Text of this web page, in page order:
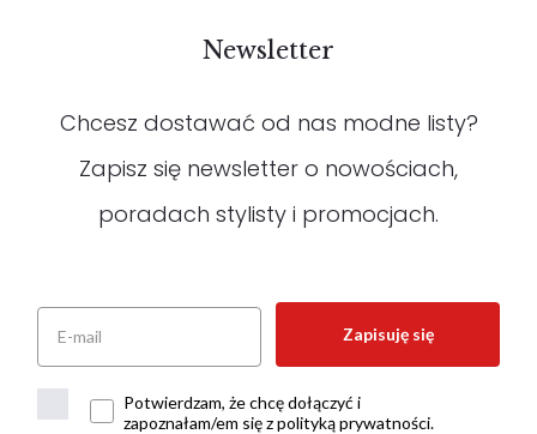
Newsletter
Chcesz dostawać od nas modne listy?
Zapisz się newsletter o nowościach,
poradach stylisty i promocjach.
Zapisuję się
Potwierdzam, że chcę dołączyć i
zapoznałam/em się z polityką prywatności.